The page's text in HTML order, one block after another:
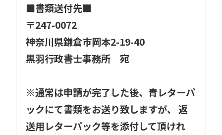
■書類送付先■
〒247-0072
神奈川県鎌倉市岡本2-19-40
黒羽行政書士事務所 宛
※通常は申請が完了した後、青レターパ
ックにて書類をお送り致しますが、 返
送用レターパック等を添付して頂けれ